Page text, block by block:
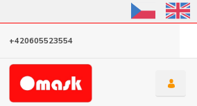
Online store open until October 31, 2026, I
+420605523554